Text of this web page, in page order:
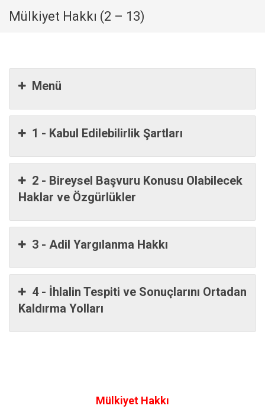
Mülkiyet Hakkı (2 – 13)
Menü
1 - Kabul Edilebilirlik Şartları
2 - Bireysel Başvuru Konusu Olabilecek
Haklar ve Özgürlükler
3 - Adil Yargılanma Hakkı
4 - İhlalin Tespiti ve Sonuçlarını Ortadan
Kaldırma Yolları
Mülkiyet Hakkı